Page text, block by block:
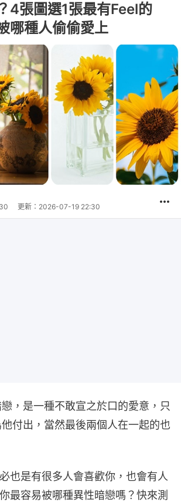
4張圖選1張最有Feel的
哪種人偷偷愛上
更新： 2026-07-19 22:30
戀，是一種不敢宣之於口的愛意，只
付出，當然最後兩個人在一起的也
也是有很多人會喜歡你，也會有人
最容易被哪種異性暗戀嗎？快來測